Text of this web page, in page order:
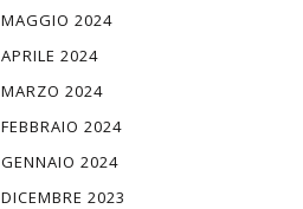
MAGGIO 2024
APRILE 2024
MARZO 2024
FEBBRAIO 2024
GENNAIO 2024
DICEMBRE 2023